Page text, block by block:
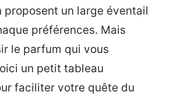
un large éventail
préférences. Mais
le parfum qui vous
un petit tableau
faciliter votre quête du